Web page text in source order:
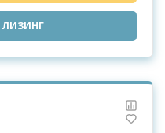
ЛИЗИНГ